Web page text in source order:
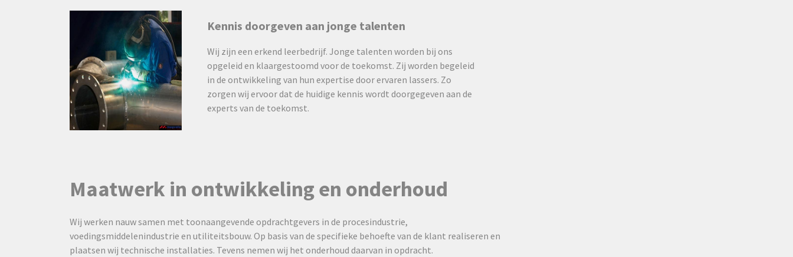
Kennis doorgeven aan jonge talenten
Wij zijn een erkend leerbedrijf. Jonge talenten worden bij ons
opgeleid en klaargestoomd voor de toekomst. Zij worden begeleid
in de ontwikkeling van hun expertise door ervaren lassers. Zo
zorgen wij ervoor dat de huidige kennis wordt doorgegeven aan de
experts van de toekomst.
Maatwerk in ontwikkeling en onderhoud
Wij werken nauw samen met toonaangevende opdrachtgevers in de procesindustrie,
voedingsmiddelenindustrie en utiliteitsbouw. Op basis van de specifieke behoefte van de klant realiseren en
plaatsen wij technische installaties. Tevens nemen wij het onderhoud daarvan in opdracht.